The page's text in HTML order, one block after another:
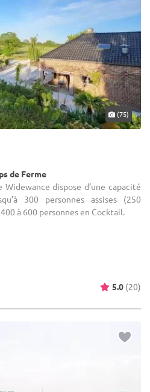
(75)
de Ferme
dispose d’une capacité
300 personnes assises (250
à 600 personnes en Cocktail.
5.0 (20)